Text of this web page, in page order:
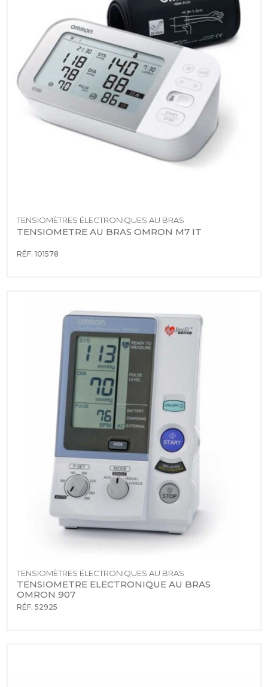
TENSIOMÈTRES ÉLECTRONIQUES AU BRAS
TENSIOMETRE AU BRAS OMRON M7 IT
RÉF. 101578
TENSIOMÈTRES ÉLECTRONIQUES AU BRAS
TENSIOMETRE ELECTRONIQUE AU BRAS
OMRON 907
RÉF. 52925